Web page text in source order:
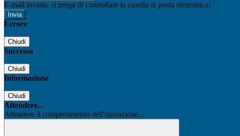
E-mail inviata, si prega di controllare la casella di posta elettronica!
Errore
Chiudi
Successo
Chiudi
Informazione
Chiudi
Attendere...
Attendere il completamento dell'operazione...